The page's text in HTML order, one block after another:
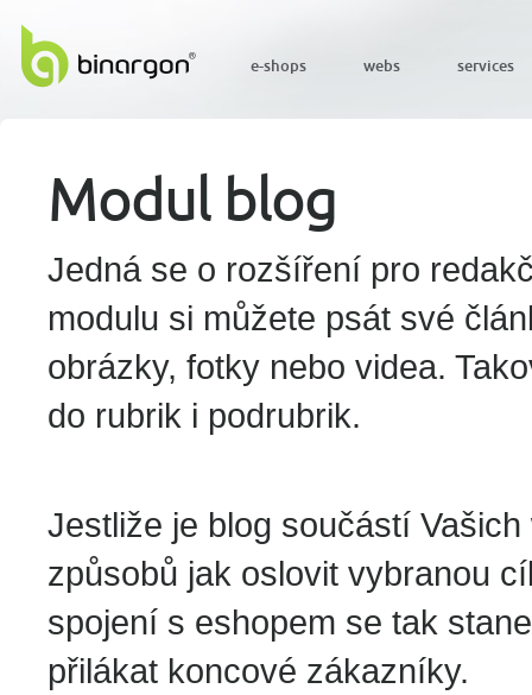
Modul blog
Jedná se o rozšíření pro
modulu si můžete psát své
obrázky, fotky nebo videa.
do rubrik i podrubrik.
Jestliže je blog součástí
způsobů jak oslovit vybranou
spojení s eshopem se tak
přilákat koncové zákazníky.
e-shops webs services